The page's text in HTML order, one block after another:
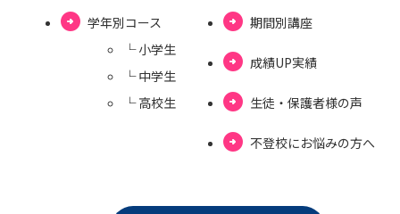
学年別コース
└ ⼩学⽣
└ 中学⽣
└ ⾼校⽣
期間別講座
成績UP実績
⽣徒・保護者様の声
不登校にお悩みの⽅へ